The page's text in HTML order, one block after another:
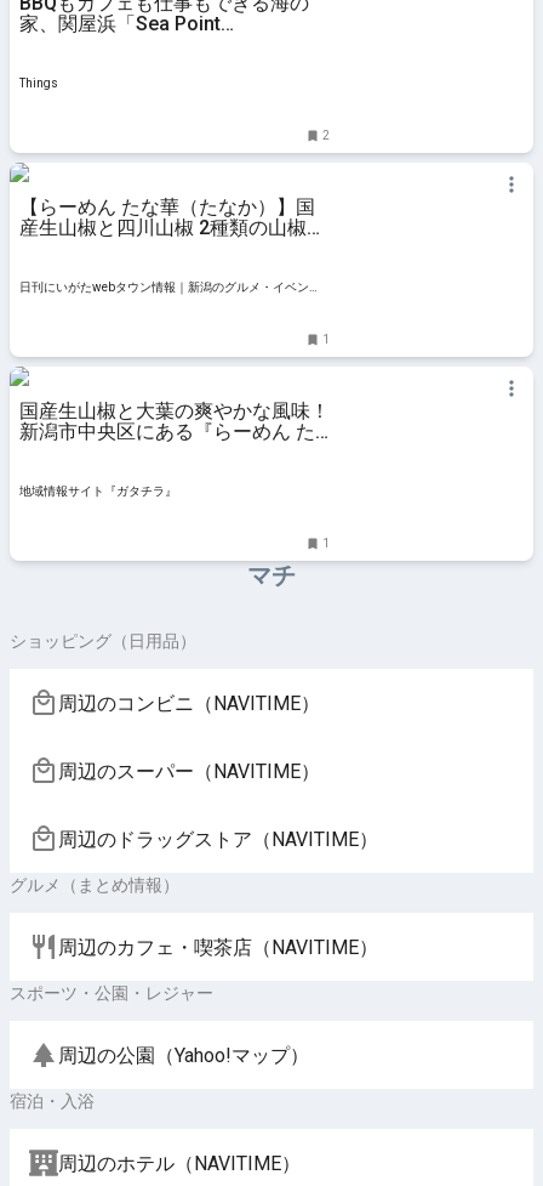
家、関屋浜「Sea Point
Things
2
【らーめん たな華（たなか）】国
産生山椒と四川山椒 2種類の山椒が
日刊にいがたwebタウン情報｜新潟のグルメ・イベン
1
国産生山椒と大葉の爽やかな風味！
新潟市中央区にある『らーめん た
地域情報サイト『ガタチラ』
1
マチ
ショッピング（日用品）
周辺のコンビニ（NAVITIME）
周辺のスーパー（NAVITIME）
周辺のドラッグストア（NAVITIME）
グルメ（まとめ情報）
周辺のカフェ・喫茶店（NAVITIME）
スポーツ・公園・レジャー
周辺の公園（Yahoo!マップ）
宿泊・入浴
周辺のホテル（NAVITIME）